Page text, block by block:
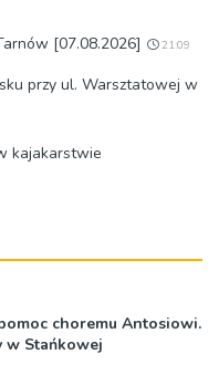
[07.08.2026] 21:09
przy ul. Warsztatowej w
kajakarstwie
choremu Antosiowi.
w Stańkowej